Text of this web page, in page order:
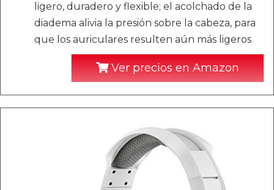
ligero, duradero y flexible; el acolchado de la
diadema alivia la presión sobre la cabeza, para
que los auriculares resulten aún más ligeros
Ver precios en Amazon